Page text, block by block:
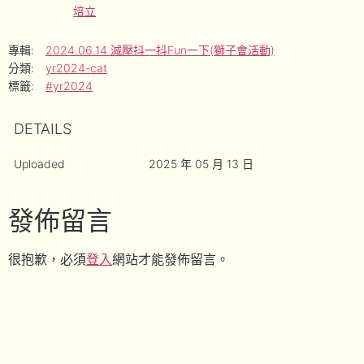
培立
專輯:
2024.06.14 減壓抖一抖Fun一下(獅子會活動)
分類:
yr2024-cat
標籤:
#yr2024
DETAILS
Uploaded 2025 年 05 月 13 日
發佈留言
很抱歉，必須登入網站才能發佈留言。